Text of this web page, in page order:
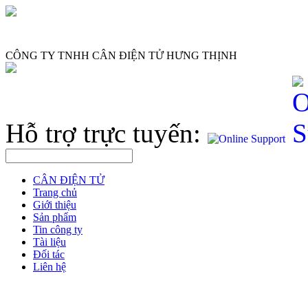
CÔNG TY TNHH CÂN ĐIỆN TỬ HƯNG THỊNH
Hỗ trợ trực tuyến:
CÂN ĐIỆN TỬ
Trang chủ
Giới thiệu
Sản phẩm
Tin công ty
Tài liệu
Đối tác
Liên hệ